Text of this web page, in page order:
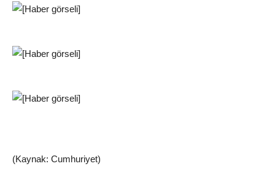
(Kaynak: Cumhuriyet)